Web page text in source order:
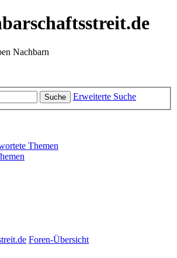
Nachbarn
Suche Erweiterte Suche
Themen
Foren-Übersicht